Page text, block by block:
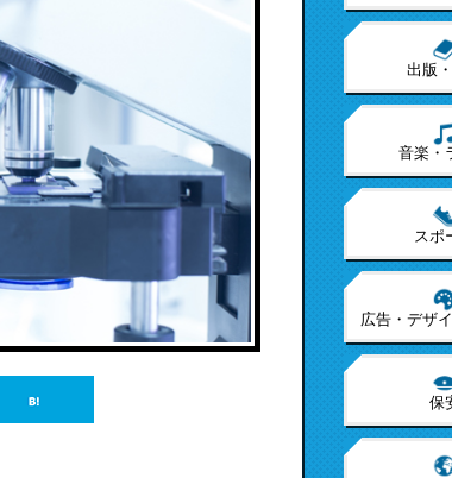
出版
音楽・
スポ
広告・デザ
保